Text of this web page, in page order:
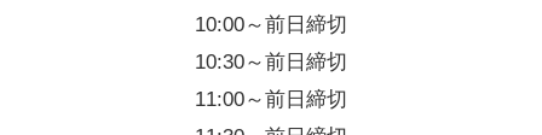
10:00～前日締切
10:30～前日締切
11:00～前日締切